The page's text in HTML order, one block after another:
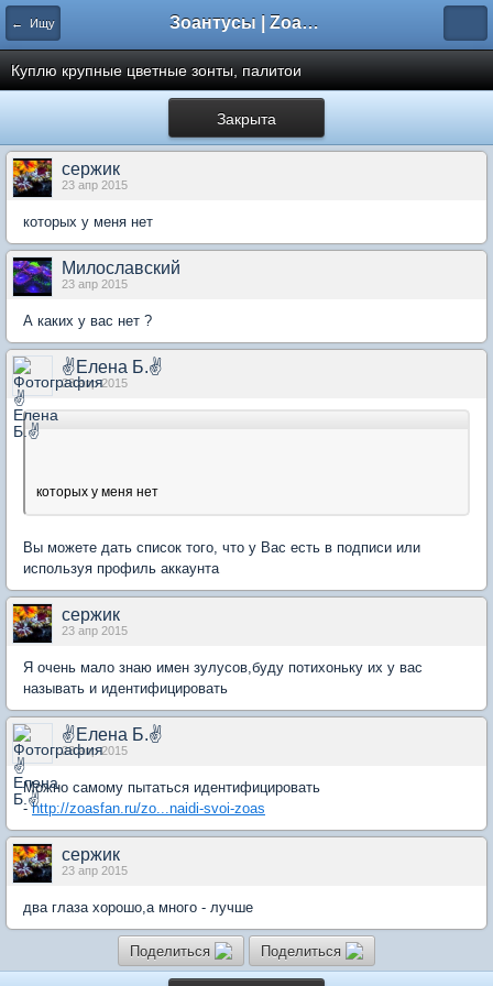
← Ищу Зоантусы | Zoasfan.ru
Куплю крупные цветные зонты, палитои
Закрыта
сержик
23 апр 2015
которых у меня нет
Милославский
23 апр 2015
А каких у вас нет ?
✌Елена Б.✌
23 апр 2015
которых у меня нет
Вы можете дать список того, что у Вас есть в подписи или
используя профиль аккаунта
сержик
23 апр 2015
Я очень мало знаю имен зулусов,буду потихоньку их у вас
называть и идентифицировать
✌Елена Б.✌
23 апр 2015
Можно самому пытаться идентифицировать
-http://zoasfan.ru/zo...naidi-svoi-zoas
сержик
23 апр 2015
два глаза хорошо,а много - лучше
Поделиться Поделиться